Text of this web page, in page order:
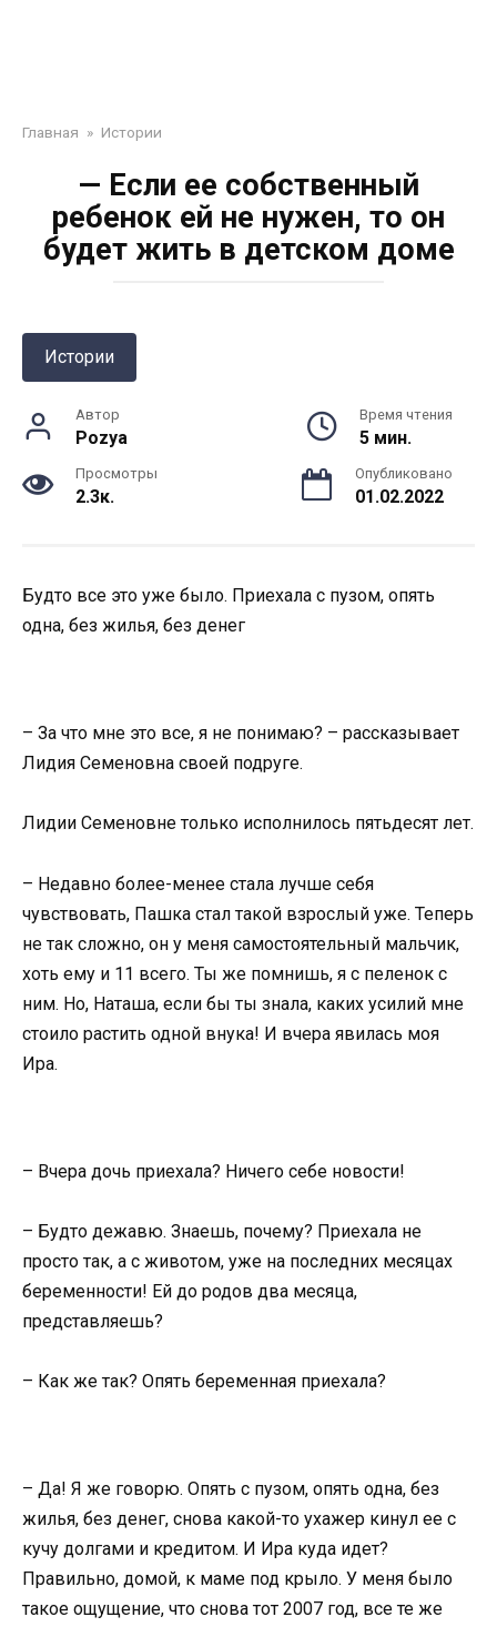
Главная » Истории
— Если ее собственный
ребенок ей не нужен, то он
будет жить в детском доме
Истории
Автор
Pozya
Время чтения
5 мин.
Просмотры
2.3к.
Опубликовано
01.02.2022
Будто все это уже было. Приехала с пузом, опять
одна, без жилья, без денег
– За что мне это все, я не понимаю? – рассказывает
Лидия Семеновна своей подруге.
Лидии Семеновне только исполнилось пятьдесят лет.
– Недавно более-менее стала лучше себя
чувствовать, Пашка стал такой взрослый уже. Теперь
не так сложно, он у меня самостоятельный мальчик,
хоть ему и 11 всего. Ты же помнишь, я с пеленок с
ним. Но, Наташа, если бы ты знала, каких усилий мне
стоило растить одной внука! И вчера явилась моя
Ира.
– Вчера дочь приехала? Ничего себе новости!
– Будто дежавю. Знаешь, почему? Приехала не
просто так, а с животом, уже на последних месяцах
беременности! Ей до родов два месяца,
представляешь?
– Как же так? Опять беременная приехала?
– Да! Я же говорю. Опять с пузом, опять одна, без
жилья, без денег, снова какой-то ухажер кинул ее с
кучу долгами и кредитом. И Ира куда идет?
Правильно, домой, к маме под крыло. У меня было
такое ощущение, что снова тот 2007 год, все те же